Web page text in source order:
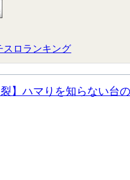
スロランキング
裂】ハマりを知らない台の